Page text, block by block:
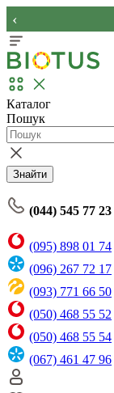
‹
Каталог
Пошук
Знайти
(044) 545 77 23
(095) 898 01 74
(096) 267 72 17
(093) 771 66 50
(050) 468 55 52
(050) 468 55 54
(067) 461 47 96